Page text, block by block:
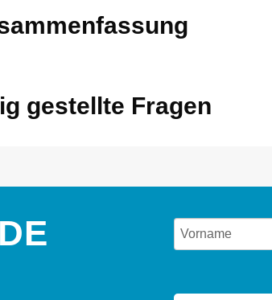
gestellte Fragen